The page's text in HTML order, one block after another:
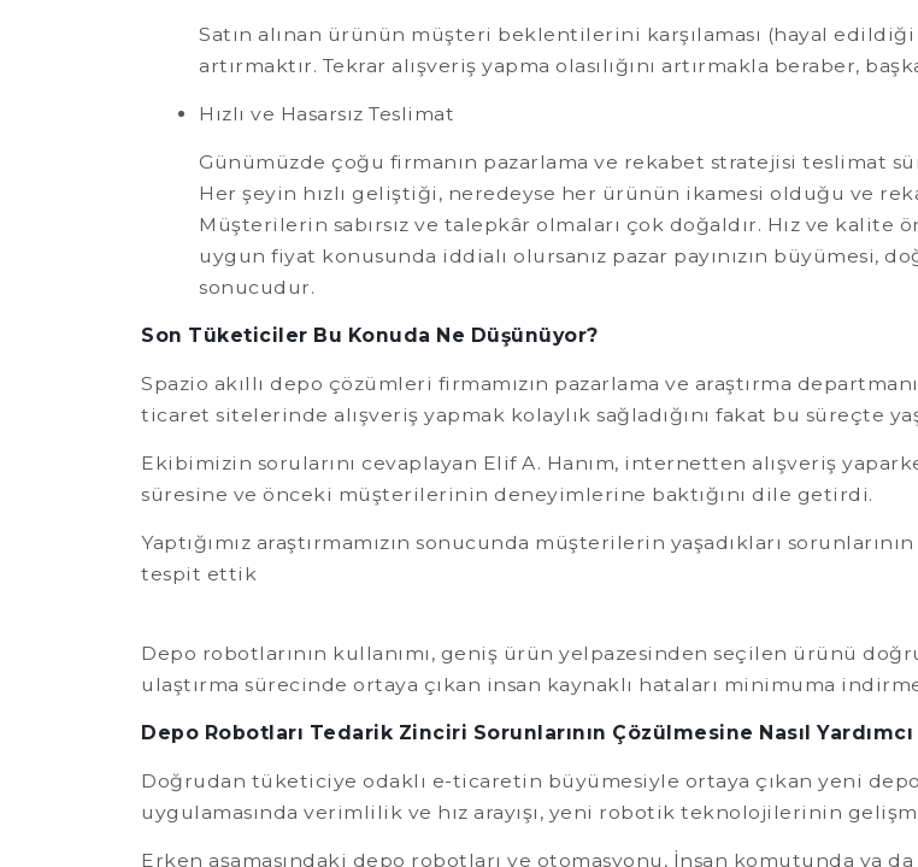
Satın alınan ürünün müşteri beklentilerini karşılaması (hayal
artırmaktır. Tekrar alışveriş yapma olasılığını artırmakla beraber,
Hızlı ve Hasarsız Teslimat
Günümüzde çoğu firmanın pazarlama ve rekabet stratejisi teslimat
Her şeyin hızlı geliştiği, neredeyse her ürünün ikamesi olduğu ve
Müşterilerin sabırsız ve talepkâr olmaları çok doğaldır. Hız ve kalite
uygun fiyat konusunda iddialı olursanız pazar payınızın büyümesi,
sonucudur.
Son Tüketiciler Bu Konuda Ne Düşünüyor?
Spazio akıllı depo çözümleri firmamızın pazarlama ve araştırma
ticaret sitelerinde alışveriş yapmak kolaylık sağladığını fakat bu süreçte
Ekibimizin sorularını cevaplayan Elif A. Hanım, internetten alışveriş
süresine ve önceki müşterilerinin deneyimlerine baktığını dile getirdi.
Yaptığımız araştırmamızın sonucunda müşterilerin yaşadıkları
tespit ettik
Depo robotlarının kullanımı, geniş ürün yelpazesinden seçilen ürünü
ulaştırma sürecinde ortaya çıkan insan kaynaklı hataları minimuma
Depo Robotları Tedarik Zinciri Sorunlarının Çözülmesine Nasıl
Doğrudan tüketiciye odaklı e-ticaretin büyümesiyle ortaya çıkan yeni
uygulamasında verimlilik ve hız arayışı, yeni robotik teknolojilerinin
Erken aşamasındaki depo robotları ve otomasyonu, İnsan komutunda ya